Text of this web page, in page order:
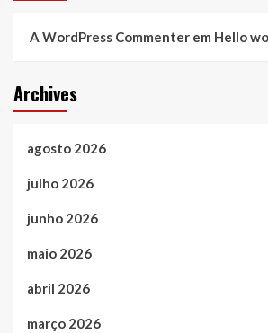
A WordPress Commenter em Hello
Archives
agosto 2026
julho 2026
junho 2026
maio 2026
abril 2026
março 2026